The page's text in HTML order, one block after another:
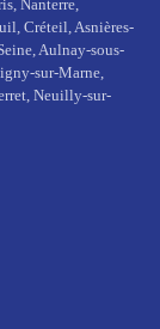
Nanterre,
Créteil, Asnières-
Aulnay-sous-
sur-Marne,
Neuilly-sur-